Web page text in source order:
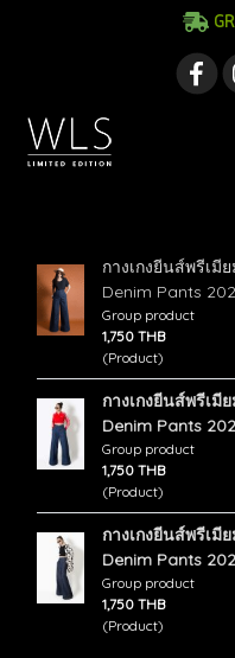
กางเกงยีนส์พรีเมี
Denim Pants
Group product
1,750 THB
(Product)
กางเกงยีนส์พรีเมี
Denim Pants
Group product
1,750 THB
(Product)
กางเกงยีนส์พรีเมี
Denim Pants
Group product
1,750 THB
(Product)